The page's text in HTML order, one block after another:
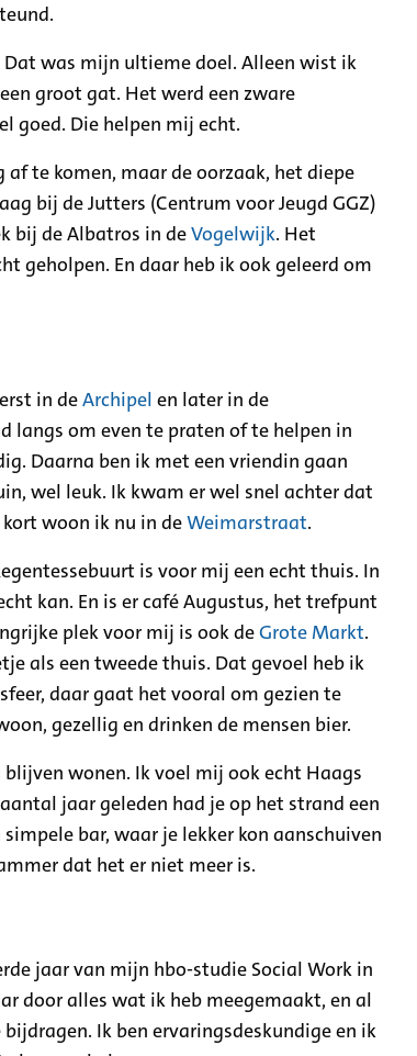
was mijn ultieme doel. Alleen wist ik
groot gat. Het werd een zware
goed. Die helpen mij echt.
te komen, maar de oorzaak, het diepe
bij de Jutters (Centrum voor Jeugd GGZ)
bij de Albatros in deVogelwijk. Het
geholpen. En daar heb ik ook geleerd om
in deArchipel en later in de
langs om even te praten of te helpen in
Daarna ben ik met een vriendin gaan
wel leuk. Ik kwam er wel snel achter dat
woon ik nu in deWeimarstraat.
is voor mij een echt thuis. In
kan. En is er café Augustus, het trefpunt
plek voor mij is ook deGrote Markt.
als een tweede thuis. Dat gevoel heb ik
daar gaat het vooral om gezien te
gezellig en drinken de mensen bier.
wonen. Ik voel mij ook echt Haags
jaar geleden had je op het strand een
bar, waar je lekker kon aanschuiven
dat het er niet meer is.
jaar van mijn hbo-studie Social Work in
door alles wat ik heb meegemaakt, en al
Ik ben ervaringsdeskundige en ik